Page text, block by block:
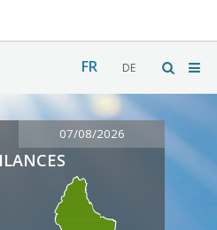
FR DE
07/08/2026